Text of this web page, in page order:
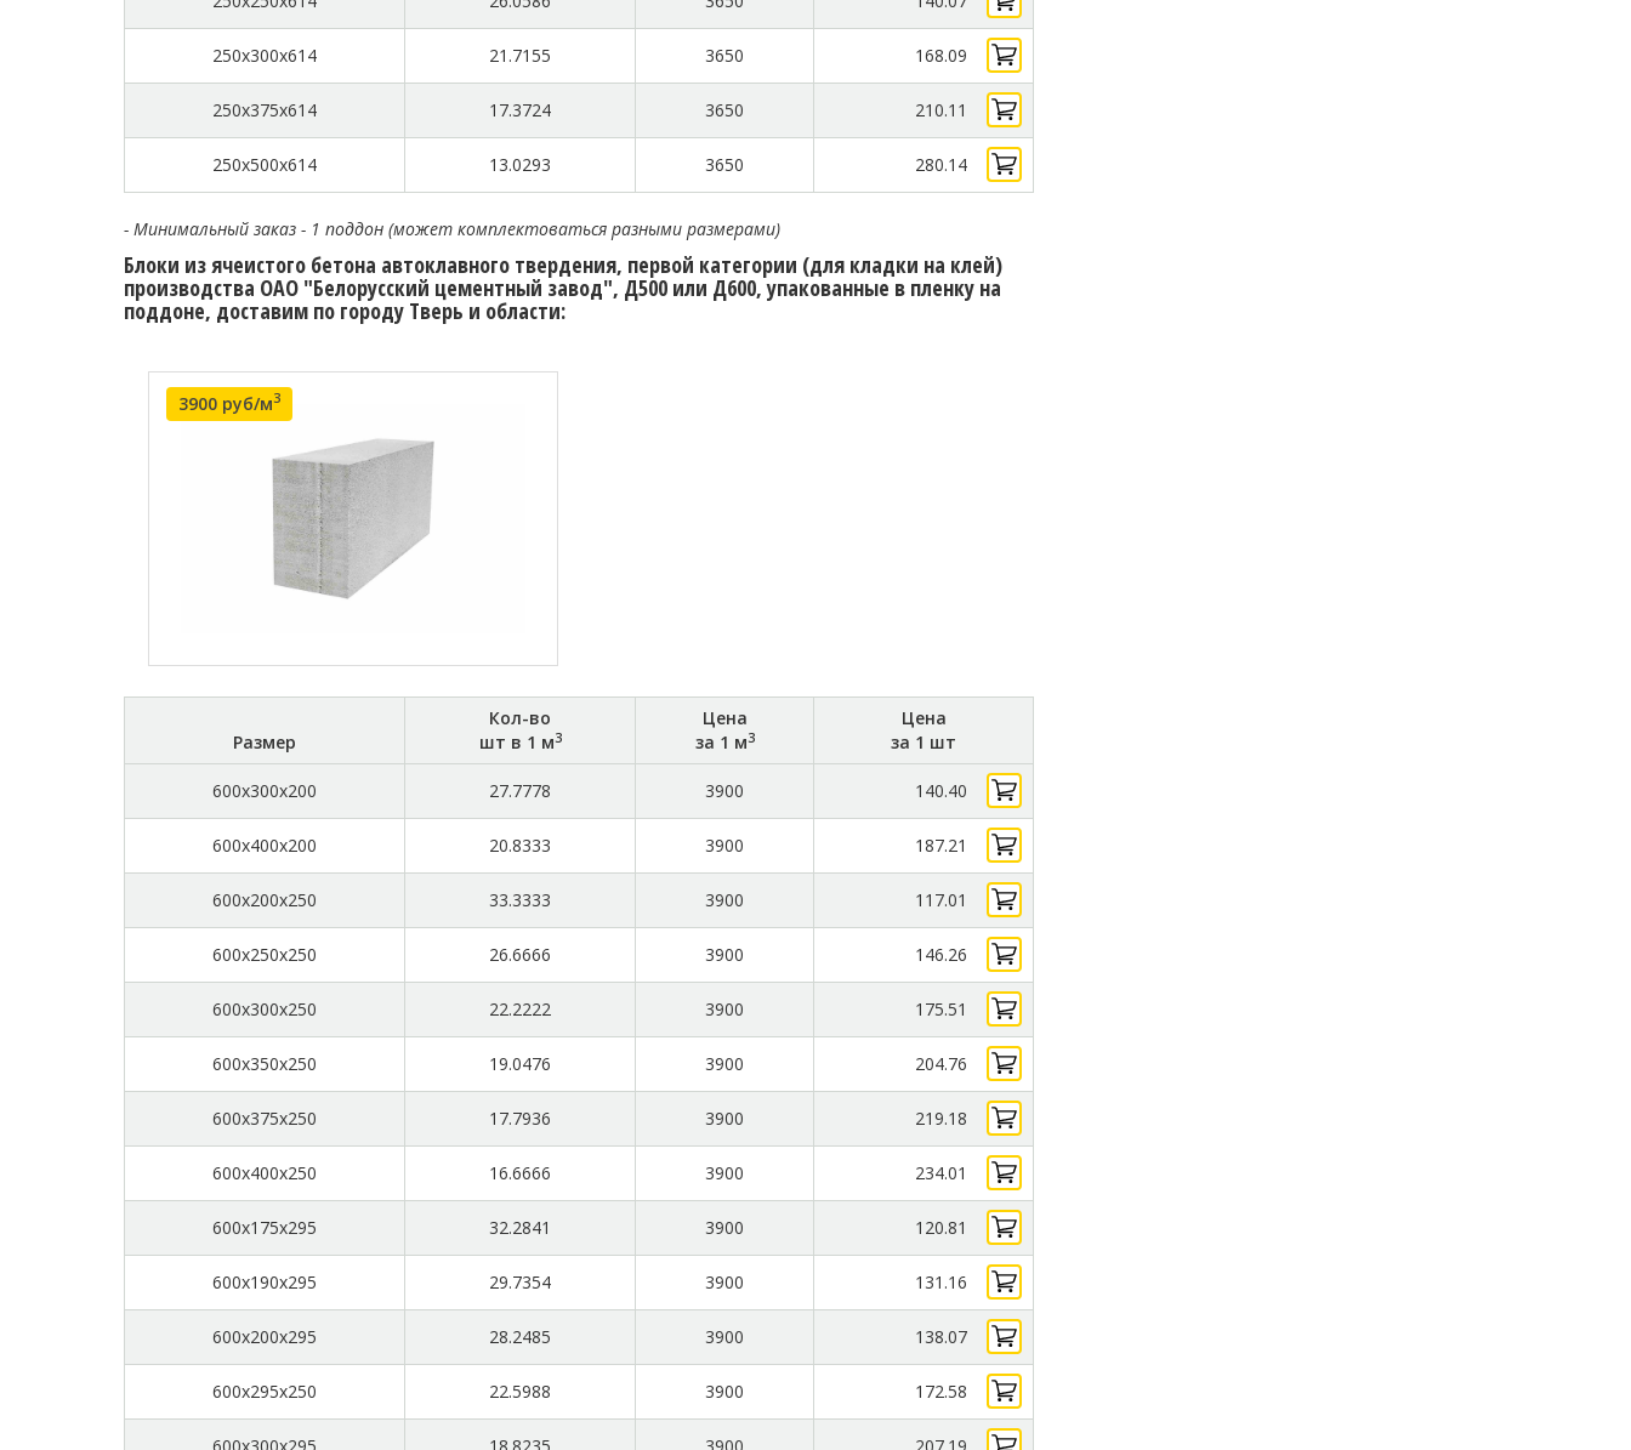
250x300x614 21.7155 3650 168.09
250x375x614 17.3724 3650 210.11
250x500x614 13.0293 3650 280.14
- Минимальный заказ - 1 поддон (может комплектоваться разными размерами)
Блоки из ячеистого бетона автоклавного твердения, первой категории (для кладки на клей)
производства ОАО "Белорусский цементный завод", Д500 или Д600, упакованные в пленку на
поддоне, доставим по городу Тверь и области:
3900 руб/м3
Размер
Кол-во
шт в 1 м3
Цена
за 1 м3
Цена
за 1 шт
600x300x200 27.7778 3900 140.40
600x400x200 20.8333 3900 187.21
600x200x250 33.3333 3900 117.01
600x250x250 26.6666 3900 146.26
600x300x250 22.2222 3900 175.51
600x350x250 19.0476 3900 204.76
600x375x250 17.7936 3900 219.18
600x400x250 16.6666 3900 234.01
600x175x295 32.2841 3900 120.81
600x190x295 29.7354 3900 131.16
600x200x295 28.2485 3900 138.07
600x295x250 22.5988 3900 172.58